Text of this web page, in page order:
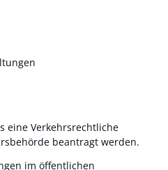
eine Verkehrsrechtliche
beantragt werden.
im öffentlichen